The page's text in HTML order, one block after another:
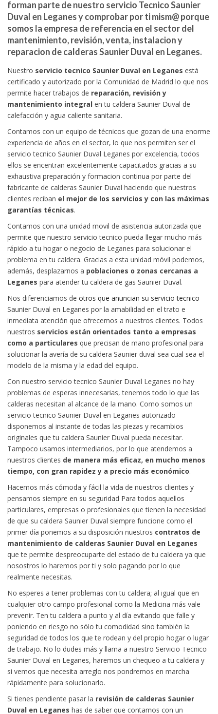
forman parte de nuestro servicio Tecnico Saunier
Duval en Leganes y comprobar por ti mism@ porque
somos la empresa de referencia en el sector del
mantenimiento, revisión, venta, instalacion y
reparacion de calderas Saunier Duval en Leganes.
Nuestro servicio tecnico Saunier Duval en Leganes está
certificado y autorizado por la Comunidad de Madrid lo que nos
permite hacer trabajos de reparación, revisión y
mantenimiento integral en tu caldera Saunier Duval de
calefacción y agua caliente sanitaria.
Contamos con un equipo de técnicos que gozan de una enorme
experiencia de años en el sector, lo que nos permiten ser el
servicio tecnico Saunier Duval Leganes por excelencia, todos
ellos se encentran excelentemente capacitados gracias a su
exhaustiva preparación y formacion continua por parte del
fabricante de calderas Saunier Duval haciendo que nuestros
clientes reciban el mejor de los servicios y con las máximas
garantías técnicas.
Contamos con una unidad movil de asistencia autorizada que
permite que nuestro servicio tecnico pueda llegar mucho más
rápido a tu hogar o negocio de Leganes para solucionar el
problema en tu caldera. Gracias a esta unidad móvil podemos,
además, desplazarnos a poblaciones o zonas cercanas a
Leganes para atender tu caldera de gas Saunier Duval.
Nos diferenciamos de otros que anuncian su servicio tecnico
Saunier Duval en Leganes por la amabilidad en el trato e
inmediata atención que ofrecemos a nuestros clientes. Todos
nuestros servicios están orientados tanto a empresas
como a particulares que precisan de mano profesional para
solucionar la avería de su caldera Saunier duval sea cual sea el
modelo de la misma y la edad del equipo.
Con nuestro servicio tecnico Saunier Duval Leganes no hay
problemas de esperas innecesarias, tenemos todo lo que las
calderas necesitan al alcance de la mano. Como somos un
servicio tecnico Saunier Duval en Leganes autorizado
disponemos al instante de todas las piezas y recambios
originales que tu caldera Saunier Duval pueda necesitar.
Tampoco usamos intermediarios, por lo que atendemos a
nuestros clientes de manera más eficaz, en mucho menos
tiempo, con gran rapidez y a precio más económico.
Hacemos más cómoda y fácil la vida de nuestros clientes y
pensamos siempre en su seguridad Para todos aquellos
particulares, empresas o profesionales que tienen la necesidad
de que su caldera Saunier Duval siempre funcione como el
primer día ponemos a su disposición nuestros contratos de
mantenimiento de calderas Saunier Duval en Leganes
que te permite despreocuparte del estado de tu caldera ya que
nosostros lo haremos por ti y solo pagando por lo que
realmente necesitas.
No esperes a tener problemas con tu caldera; al igual que en
cualquier otro campo profesional como la Medicina más vale
prevenir. Ten tu caldera a punto y al día evitando que falle y
poniendo en riesgo no sólo tu comodidad sino también la
seguridad de todos los que te rodean y del propio hogar o lugar
de trabajo. No lo dudes más y llama a nuestro Servicio Tecnico
Saunier Duval en Leganes, haremos un chequeo a tu caldera y
si vemos que necesita arreglo nos pondremos en marcha
rápidamente para solucionarlo.
Si tienes pendiente pasar la revisión de calderas Saunier
Duval en Leganes has de saber que contamos con un